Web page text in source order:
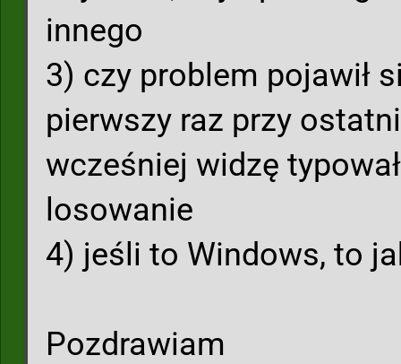
innego
3) czy problem pojawił
pierwszy raz przy
wcześniej widzę
losowanie
4) jeśli to Windows, to
Pozdrawiam